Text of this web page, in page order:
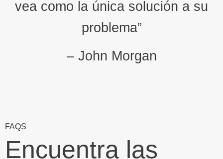
vea como la única solución a su
problema”
– John Morgan
FAQS
Encuentra las